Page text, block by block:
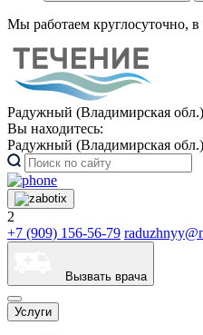
Мы работаем круглосуточно,
Радужный (Владимирская
Вы находитесь:
Радужный (Владимирская обл.)
2
+7 (909) 156-56-79
Вызвать врача
Услуги